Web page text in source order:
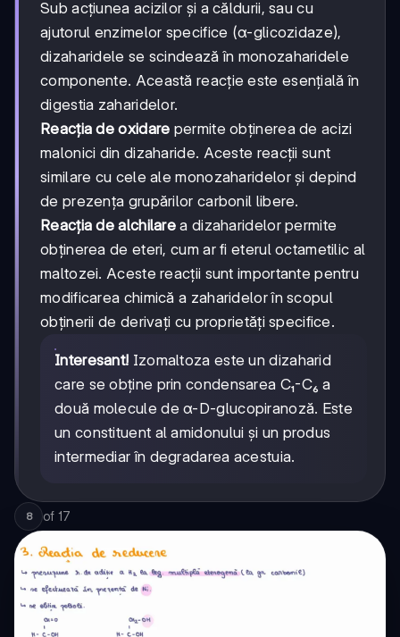
Sub acțiunea acizilor și a căldurii, sau cu
ajutorul enzimelor specifice (α-glicozidaze),
dizaharidele se scindează în monozaharidele
componente. Această reacție este esențială în
digestia zaharidelor.
Reacția de oxidare permite obținerea de acizi
malonici din dizaharide. Aceste reacții sunt
similare cu cele ale monozaharidelor și depind
de prezența grupărilor carbonil libere.
Reacția de alchilare a dizaharidelor permite
obținerea de eteri, cum ar fi eterul octametilic al
maltozei. Aceste reacții sunt importante pentru
modificarea chimică a zaharidelor în scopul
obținerii de derivați cu proprietăți specifice.
Interesant! Izomaltoza este un dizaharid
care se obține prin condensarea C₁-C₆ a
două molecule de α-D-glucopiranoză. Este
un constituent al amidonului și un produs
intermediar în degradarea acestuia.
8 of 17